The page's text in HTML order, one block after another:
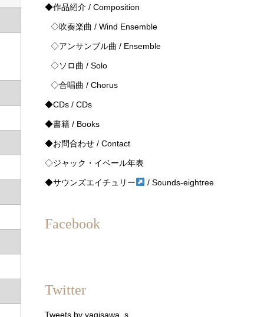
◆作品紹介 / Composition
◇吹奏楽曲 / Wind Ensemble
◇アンサンブル曲 / Ensemble
◇ソロ曲 / Solo
◇合唱曲 / Chorus
◆CDs / CDs
◆書籍 / Books
◆お問合わせ / Contact
◇ジャック・イベール年表
◆サウンズエイチュリー / Sounds-eightree
Facebook
Twitter
Tweets by yagisawa_s